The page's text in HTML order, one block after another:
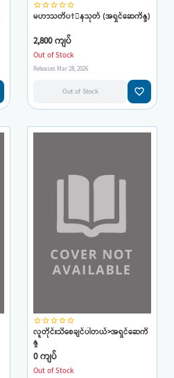
star_borderstar_borderstar_borderstar_borderstar_border
မဟာသတိပ†ာနသုတ် (အရှင်ဆေကိန္ဒ)
2,800 ကျပ်
Out of Stock
Releases Mar 28, 2026
Out of Stock favorite_border
star_borderstar_borderstar_borderstar_borderstar_border
လူတိုင်းသိစေချင်ပါတယ်>အရှင်ဆေကိ
န္ဒ
0 ကျပ်
Out of Stock